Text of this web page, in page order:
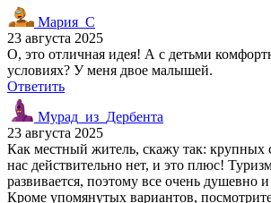
Мария_С
23 августа 2025
О, это отличная идея! А с детьми
условиях? У меня двое малышей.
Ответить
Мурад_из_Дербента
23 августа 2025
Как местный житель, скажу так: крупных
нас действительно нет, и это плюс!
развивается, поэтому все очень душевно
Кроме упомянутых вариантов,